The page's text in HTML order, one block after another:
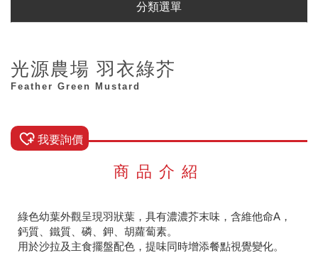
分類選單
光源農場 羽衣綠芥
Feather Green Mustard
我要詢價
商品介紹
綠色幼葉外觀呈現羽狀葉，具有濃濃芥末味，含維他命A，
鈣質、鐵質、磷、鉀、胡蘿蔔素。
用於沙拉及主食擺盤配色，提味同時增添餐點視覺變化。